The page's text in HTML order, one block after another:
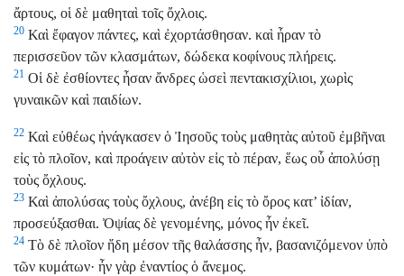
ἄρτους, οἱ δὲ μαθηταὶ τοῖς ὄχλοις.
20 Καὶ ἔφαγον πάντες, καὶ ἐχορτάσθησαν. καὶ ἦραν τὸ
περισσεῦον τῶν κλασμάτων, δώδεκα κοφίνους πλήρεις.
21 Οἱ δὲ ἐσθίοντες ἦσαν ἄνδρες ὡσεὶ πεντακισχίλιοι, χωρὶς
γυναικῶν καὶ παιδίων.
22 Καὶ εὐθέως ἠνάγκασεν ὁ Ἰησοῦς τοὺς μαθητὰς αὐτοῦ ἐμβῆναι
εἰς τὸ πλοῖον, καὶ προάγειν αὐτὸν εἰς τὸ πέραν, ἕως οὗ ἀπολύσῃ
τοὺς ὄχλους.
23 Καὶ ἀπολύσας τοὺς ὄχλους, ἀνέβη εἰς τὸ ὄρος κατ’ ἰδίαν,
προσεύξασθαι. Ὀψίας δὲ γενομένης, μόνος ἦν ἐκεῖ.
24 Τὸ δὲ πλοῖον ἤδη μέσον τῆς θαλάσσης ἦν, βασανιζόμενον ὑπὸ
τῶν κυμάτων· ἦν γὰρ ἐναντίος ὁ ἄνεμος.